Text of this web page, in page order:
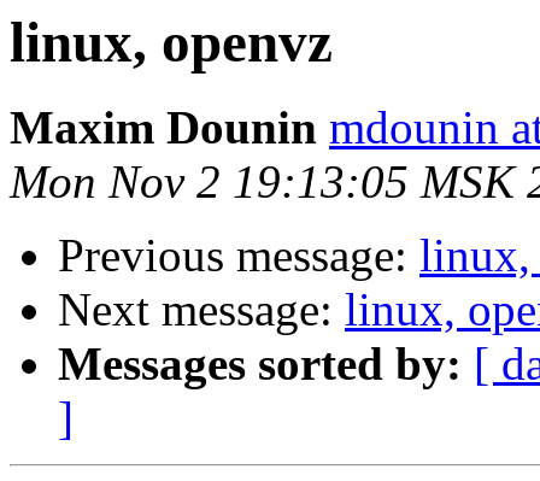
linux, openvz
Maxim Dounin mdounin
Mon Nov 2 19:13:05 MSK
Previous message: linux,
Next message: linux,
Messages sorted by: [
]